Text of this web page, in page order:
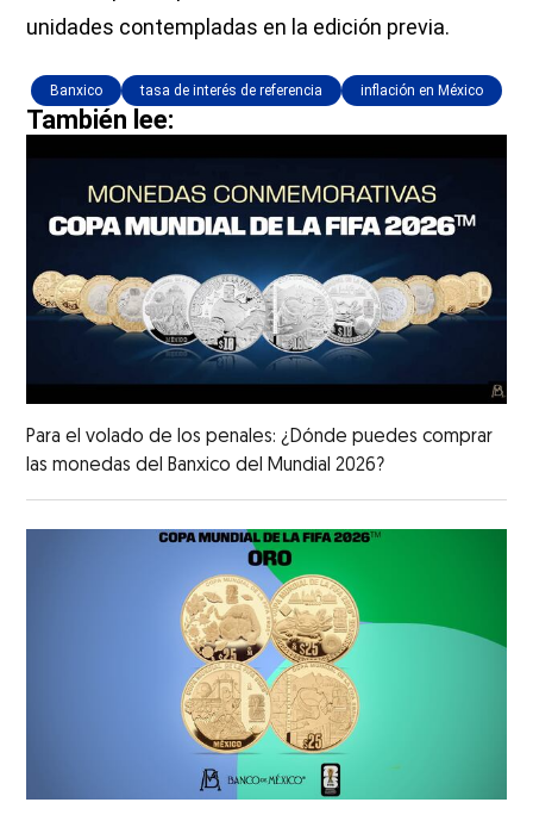
unidades contempladas en la edición previa.
Banxico tasa de interés de referencia inflación en México
También lee:
Para el volado de los penales: ¿Dónde puedes comprar
las monedas del Banxico del Mundial 2026?